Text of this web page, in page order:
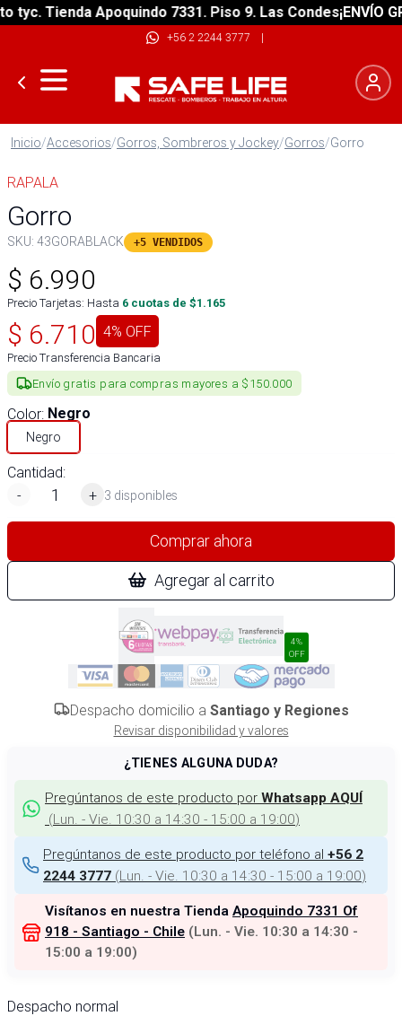
Tienda Apoquindo 7331. Piso 9. Las Condes¡ENVÍO
+56 2 2244 3777 |
Inicio/Accesorios/Gorros, Sombreros y Jockey/Gorros/Gorro
RAPALA
Gorro
SKU: 43GORABLACK +5 VENDIDOS
$ 6.990
Precio Tarjetas: Hasta 6 cuotas de $1.165
$ 6.710 4% OFF
Precio Transferencia Bancaria
Envío gratis para compras mayores a $150.000
Color: Negro
Negro
Cantidad:
-
+ 3 disponibles
Comprar ahora
Agregar al carrito
4%
OFF
Despacho domicilio a Santiago y Regiones
Revisar disponibilidad y valores
¿TIENES ALGUNA DUDA?
Pregúntanos de este producto por Whatsapp AQUÍ
(Lun. - Vie. 10:30 a 14:30 - 15:00 a 19:00)
Pregúntanos de este producto por teléfono al +56 2
2244 3777 (Lun. - Vie. 10:30 a 14:30 - 15:00 a 19:00)
Visítanos en nuestra Tienda Apoquindo 7331 Of
918 - Santiago - Chile (Lun. - Vie. 10:30 a 14:30 -
15:00 a 19:00)
Despacho normal